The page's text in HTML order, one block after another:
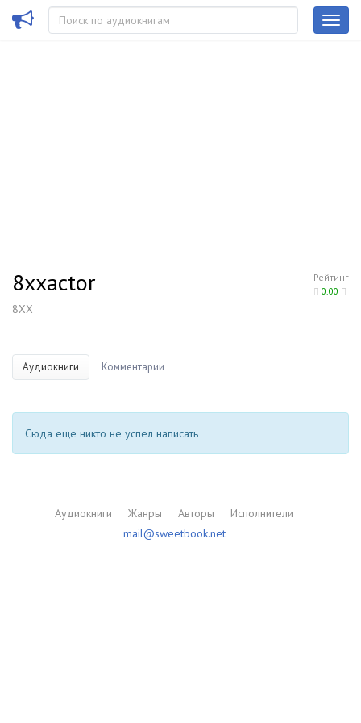
Рейтинг
0.00
8xxactor
8XX
Аудиокниги Комментарии
Сюда еще никто не успел написать
Аудиокниги Жанры Авторы
Исполнители
mail@sweetbook.net